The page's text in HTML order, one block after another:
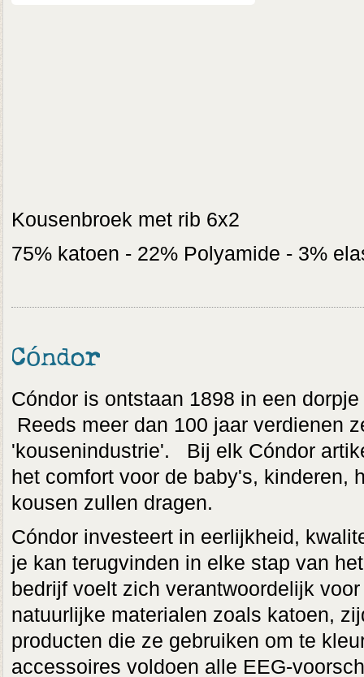
Kousenbroek met rib 6x2
75% katoen - 22% Polyamide - 3%
Cóndor
Cóndor is ontstaan 1898 in een
Reeds meer dan 100 jaar verdienen
'kousenindustrie'. Bij elk Cóndor
het comfort voor de baby's, kinderen,
kousen zullen dragen.
Cóndor investeert in eerlijkheid,
je kan terugvinden in elke stap van
bedrijf voelt zich verantwoordelijk
natuurlijke materialen zoals katoen,
producten die ze gebruiken om te
accessoires voldoen alle EEG-